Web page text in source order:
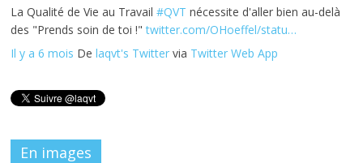
La Qualité de Vie au Travail#QVT nécessite d'aller bien au-delà
des "Prends soin de toi !"twitter.com/OHoeffel/statu…
Il y a 6 mois Delaqvt's Twitter via Twitter Web App
En images